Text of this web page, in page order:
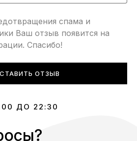
спама и
Ваш отзыв появится на
Спасибо!
ОТЗЫВ
ДО 22:30